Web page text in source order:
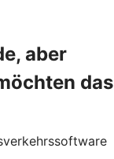
aber
das